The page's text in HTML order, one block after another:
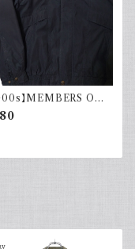
00s】MEMBERS ONL
ーズオンリー フェード
ブルゾンジャケット ス
代